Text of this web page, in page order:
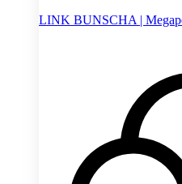
LINK BUNSCHA |